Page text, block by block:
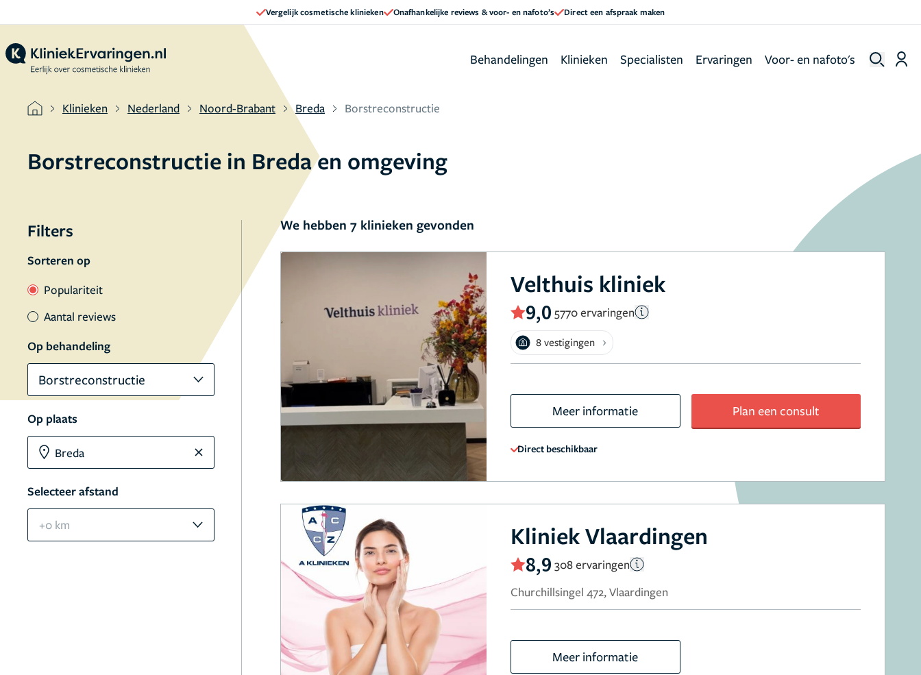
Vergelijk cosmetische klinieken Onafhankelijke reviews & voor- en nafoto’s Direct een afspraak maken
Behandelingen Klinieken Specialisten Ervaringen Voor- en nafoto's
Klinieken Nederland Noord-Brabant Breda Borstreconstructie
Borstreconstructie in Breda en omgeving
Filters
Sorteren op
Populariteit
Aantal reviews
Op behandeling
Borstreconstructie
Op plaats
Selecteer afstand
+0 km
We hebben 7 klinieken gevonden
Velthuis kliniek
9,0 5770 ervaringen
8 vestigingen
Meer informatie Plan een consult
Direct beschikbaar
Kliniek Vlaardingen
8,9 308 ervaringen
Churchillsingel 472, Vlaardingen
Meer informatie